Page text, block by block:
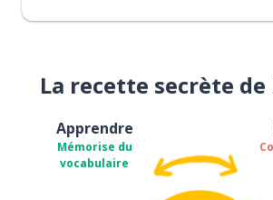
La recette secrète
Apprendre
Mémorise du
vocabulaire